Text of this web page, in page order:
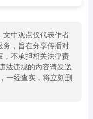
文中观点仅代表作者
务，旨在分享传播对
，不承担相关法律责
法违规的内容请发送
一经查实，将立刻删